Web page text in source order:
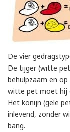
De vier
De tijger (witte
behulpzaam en
witte pet moet hij
Het konijn (gele
inlevend, zonder
bang.